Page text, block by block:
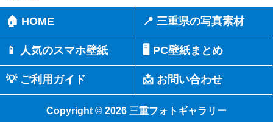
🏠 HOME 📍 三重県の写真素材
📱 人気のスマホ壁紙 🖥️ PC壁紙まとめ
💡 ご利用ガイド 📩 お問い合わせ
Copyright © 2026 三重フォトギャラリー